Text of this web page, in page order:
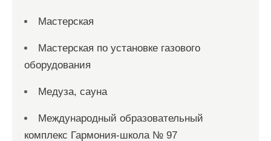
Мастерская
Мастерская по установке газового
оборудования
Медуза, сауна
Международный образовательный
комплекс Гармония-школа № 97